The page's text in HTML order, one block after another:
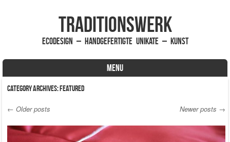
traditionsWerk
EcoDesign – handgefertigte Unikate – Kunst
MENU
Skip to content
Category Archives:Featured
Post navigation
← Older posts Newer posts →